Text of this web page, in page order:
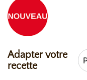
Adapter votre
recette